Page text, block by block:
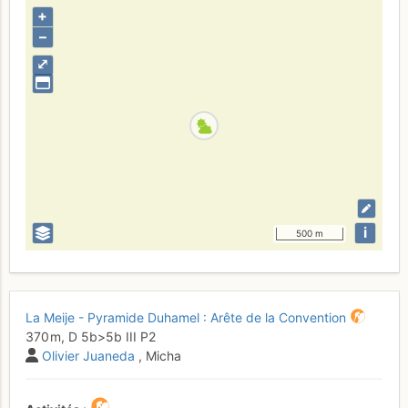
⤢
+
–
500 m i
La Meije - Pyramide Duhamel : Arête de la Convention
370 m, D 5b>5b III P2
Olivier Juaneda , Micha